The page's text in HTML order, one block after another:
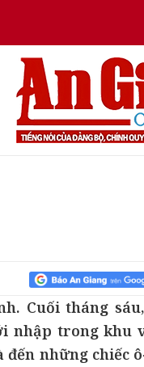
Cuối tháng
trong khu
những chiếc